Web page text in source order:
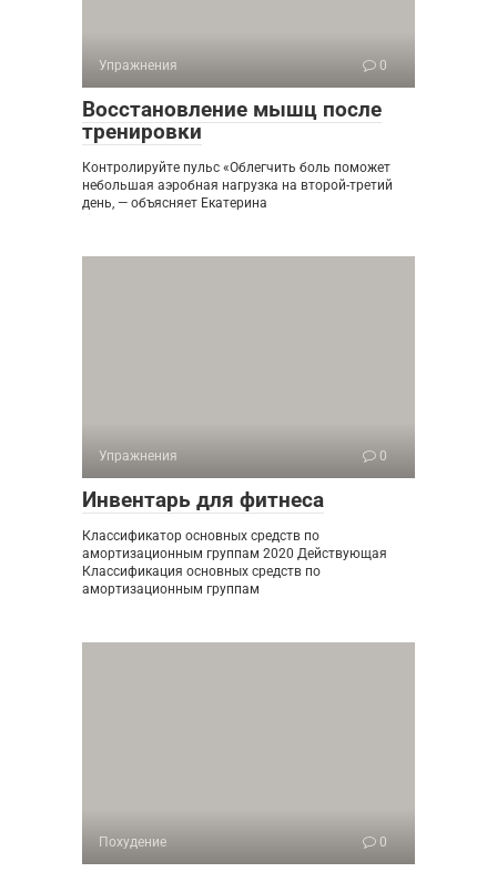
Упражнения 0
Восстановление мышц после
тренировки
Контролируйте пульс «Облегчить боль поможет
небольшая аэробная нагрузка на второй-третий
день, — объясняет Екатерина
Упражнения 0
Инвентарь для фитнеса
Классификатор основных средств по
амортизационным группам 2020 Действующая
Классификация основных средств по
амортизационным группам
Похудение 0